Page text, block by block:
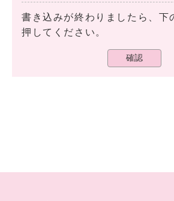
書き込みが終わりましたら、下
押してください。
確認